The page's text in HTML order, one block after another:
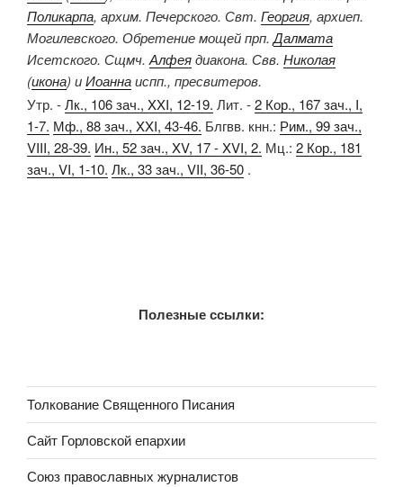
Поликарпа, архим. Печерского. Свт. Георгия, архиеп.
Могилевского. Обретение мощей прп.Далмата
Исетского. Сщмч.Алфеядиакона. Свв. Николая
(икона) иИоаннаиспп., пресвитеров.
Утр. -Лк., 106 зач., XXI, 12-19. Лит. -2 Кор., 167 зач., I,
1-7. Мф., 88 зач., XXI, 43-46. Блгвв. кнн.: Рим., 99 зач.,
VIII, 28-39. Ин., 52 зач., XV, 17 - XVI, 2. Мц.: 2 Кор., 181
зач., VI, 1-10. Лк., 33 зач., VII, 36-50 .
Полезные ссылки:
Толкование Священного Писания
Сайт Горловской епархии
Союз православных журналистов